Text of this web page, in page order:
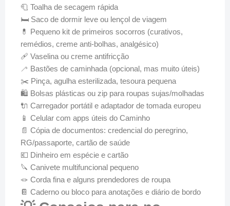
🧻 Toalha de secagem rápida
🛏️ Saco de dormir leve ou lençol de viagem
💊 Pequeno kit de primeiros socorros (curativos,
remédios, creme anti-bolhas, analgésico)
🩹 Vaselina ou creme antifricção
🦯 Bastões de caminhada (opcional, mas muito úteis)
✂️ Pinça, agulha esterilizada, tesoura pequena
🛍️ Bolsas plásticas ou zip para roupas sujas/molhadas
🔌 Carregador portátil e adaptador de tomada europeu
📱 Celular com apps úteis do Caminho
📄 Cópia de documentos: credencial do peregrino,
RG/passaporte, cartão de saúde
💶 Dinheiro em espécie e cartão
🔪 Canivete multifuncional pequeno
🪢 Corda fina e alguns prendedores de roupa
📔 Caderno ou bloco para anotações e diário de bordo